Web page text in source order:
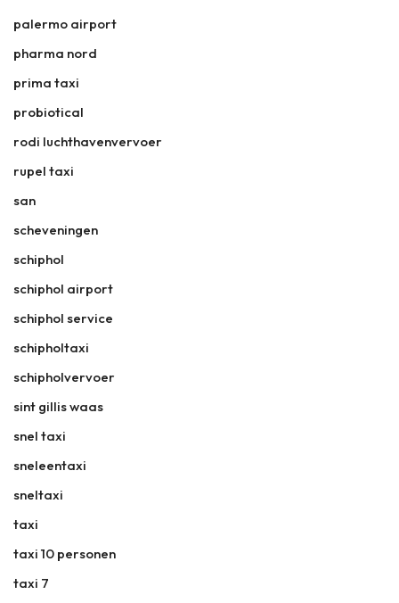
palermo airport
pharma nord
prima taxi
probiotical
rodi luchthavenvervoer
rupel taxi
san
scheveningen
schiphol
schiphol airport
schiphol service
schipholtaxi
schipholvervoer
sint gillis waas
snel taxi
sneleentaxi
sneltaxi
taxi
taxi 10 personen
taxi 7